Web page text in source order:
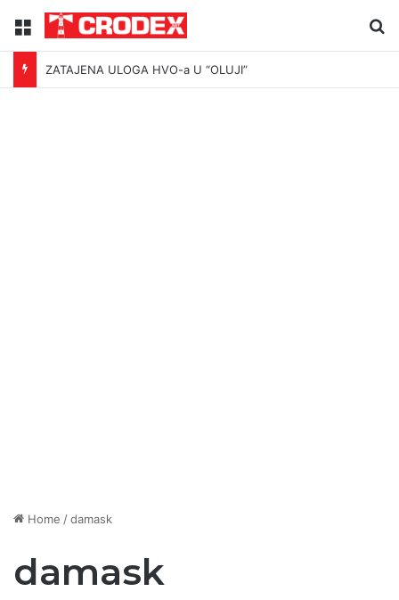
Menu
ZATAJENA ULOGA HVO-a U “OLUJI”
Home /damask
damask